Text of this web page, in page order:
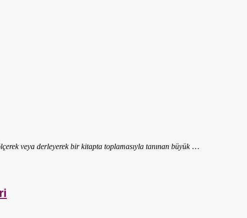
veya derleyerek bir kitapta toplamasıyla tanınan büyük …